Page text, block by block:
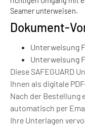
Seamer unterweisen.
Dokument-
Unterweisung
Unterweisung
Diese SAFEGUARD
Ihnen als digitale
Nach der Bestellung
automatisch per
Ihre Unterlagen